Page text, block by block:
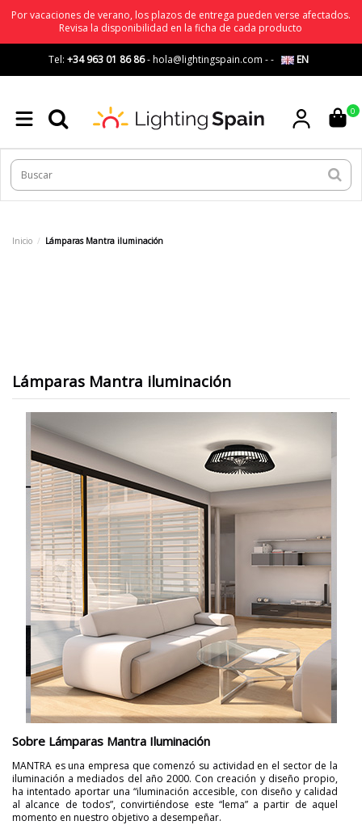
Por vacaciones de verano, los plazos de entrega pueden verse afectados.
Revisa la disponibilidad en la ficha de cada producto
Tel: +34 963 01 86 86-hola@lightingspain.com -- EN
0
Inicio Lámparas Mantra iluminación
Lámparas Mantra iluminación
Sobre Lámparas Mantra Iluminación
MANTRA es una empresa que comenzó su actividad en el sector de la
iluminación a mediados del año 2000. Con creación y diseño propio,
ha intentado aportar una “iluminación accesible, con diseño y calidad
al alcance de todos”, convirtiéndose este “lema” a partir de aquel
momento en nuestro objetivo a desempeñar.